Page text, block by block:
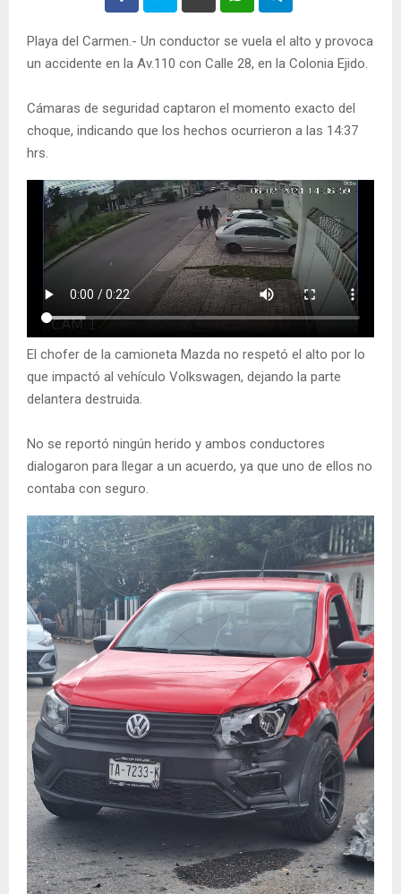
Playa del Carmen.- Un conductor se vuela el alto y provoca
un accidente en la Av.110 con Calle 28, en la Colonia Ejido.
Cámaras de seguridad captaron el momento exacto del
choque, indicando que los hechos ocurrieron a las 14:37
hrs.
El chofer de la camioneta Mazda no respetó el alto por lo
que impactó al vehículo Volkswagen, dejando la parte
delantera destruida.
No se reportó ningún herido y ambos conductores
dialogaron para llegar a un acuerdo, ya que uno de ellos no
contaba con seguro.